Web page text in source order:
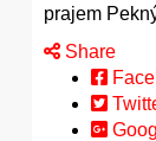
prajem
Share